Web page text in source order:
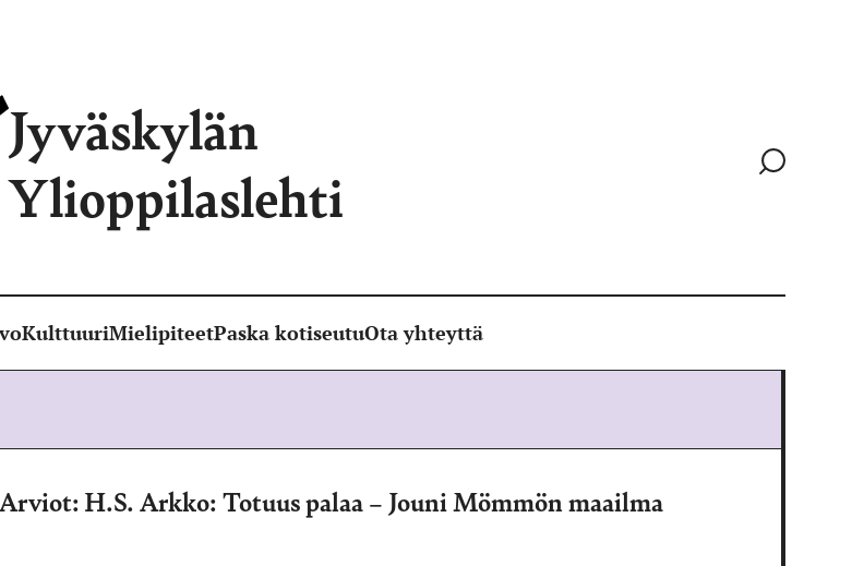
Jyväskylän
Ylioppilaslehti
Siirry
KulttuuriMielipiteetPaska kotiseutuOta yhteyttä
Arviot: H.S. Arkko: Totuus palaa – Jouni Mömmön maailma